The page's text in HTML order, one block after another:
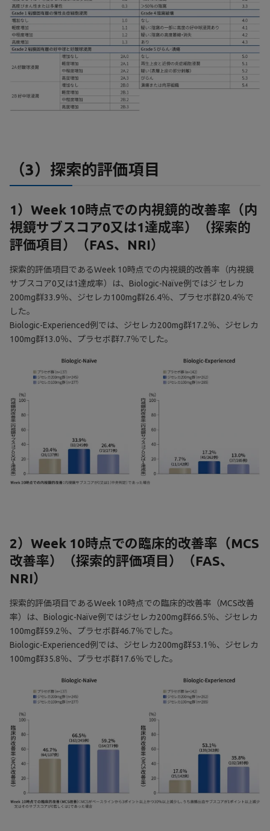
（3）探索的評価項目
1）Week 10時点での内視鏡的改善率（内
視鏡サブスコア0又は1達成率）（探索的
評価項目）（FAS、NRI）
探索的評価項目であるWeek 10時点での内視鏡的改善率（内視鏡
サブスコア0又は1達成率）は、Biologic-Naïve例ではジ セレカ
200mg群33.9％、ジセレカ100mg群26.4％、プラセボ群20.4％で
した。
Biologic-Experienced例では、ジセレカ200mg群17.2％、ジセレカ
100mg群13.0％、プラセボ群7.7％でした。
2）Week 10時点での臨床的改善率（MCS
改善率）（探索的評価項目）（FAS、
NRI）
探索的評価項目であるWeek 10時点での臨床的改善率（MCS改善
率）は、Biologic-Naïve例ではジセレカ200mg群66.5％、ジセレカ
100mg群59.2％、プラセボ群46.7％でした。
Biologic-Experienced例では、ジセレカ200mg群53.1％、ジセレカ
100mg群35.8％、プラセボ群17.6％でした。